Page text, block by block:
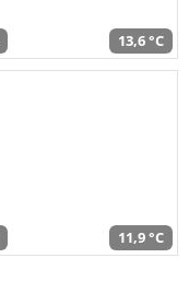
13,6 °C
11,9 °C